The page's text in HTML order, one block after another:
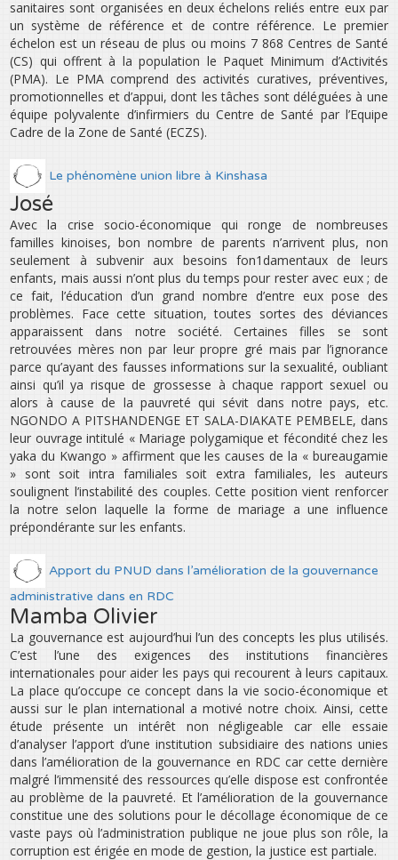
sanitaires sont organisées en deux échelons reliés entre eux par
un système de référence et de contre référence. Le premier
échelon est un réseau de plus ou moins 7 868 Centres de Santé
(CS) qui offrent à la population le Paquet Minimum d’Activités
(PMA). Le PMA comprend des activités curatives, préventives,
promotionnelles et d’appui, dont les tâches sont déléguées à une
équipe polyvalente d’infirmiers du Centre de Santé par l’Equipe
Cadre de la Zone de Santé (ECZS).
Le phénomène union libre à Kinshasa
José
Avec la crise socio-économique qui ronge de nombreuses
familles kinoises, bon nombre de parents n’arrivent plus, non
seulement à subvenir aux besoins fon1damentaux de leurs
enfants, mais aussi n’ont plus du temps pour rester avec eux ; de
ce fait, l’éducation d’un grand nombre d’entre eux pose des
problèmes. Face cette situation, toutes sortes des déviances
apparaissent dans notre société. Certaines filles se sont
retrouvées mères non par leur propre gré mais par l’ignorance
parce qu’ayant des fausses informations sur la sexualité, oubliant
ainsi qu’il ya risque de grossesse à chaque rapport sexuel ou
alors à cause de la pauvreté qui sévit dans notre pays, etc.
NGONDO A PITSHANDENGE ET SALA-DIAKATE PEMBELE, dans
leur ouvrage intitulé « Mariage polygamique et fécondité chez les
yaka du Kwango » affirment que les causes de la « bureaugamie
» sont soit intra familiales soit extra familiales, les auteurs
soulignent l’instabilité des couples. Cette position vient renforcer
la notre selon laquelle la forme de mariage a une influence
prépondérante sur les enfants.
Apport du PNUD dans l’amélioration de la gouvernance
administrative dans en RDC
Mamba Olivier
La gouvernance est aujourd’hui l’un des concepts les plus utilisés.
C’est l’une des exigences des institutions financières
internationales pour aider les pays qui recourent à leurs capitaux.
La place qu’occupe ce concept dans la vie socio-économique et
aussi sur le plan international a motivé notre choix. Ainsi, cette
étude présente un intérêt non négligeable car elle essaie
d’analyser l’apport d’une institution subsidiaire des nations unies
dans l’amélioration de la gouvernance en RDC car cette dernière
malgré l’immensité des ressources qu’elle dispose est confrontée
au problème de la pauvreté. Et l’amélioration de la gouvernance
constitue une des solutions pour le décollage économique de ce
vaste pays où l’administration publique ne joue plus son rôle, la
corruption est érigée en mode de gestion, la justice est partiale.